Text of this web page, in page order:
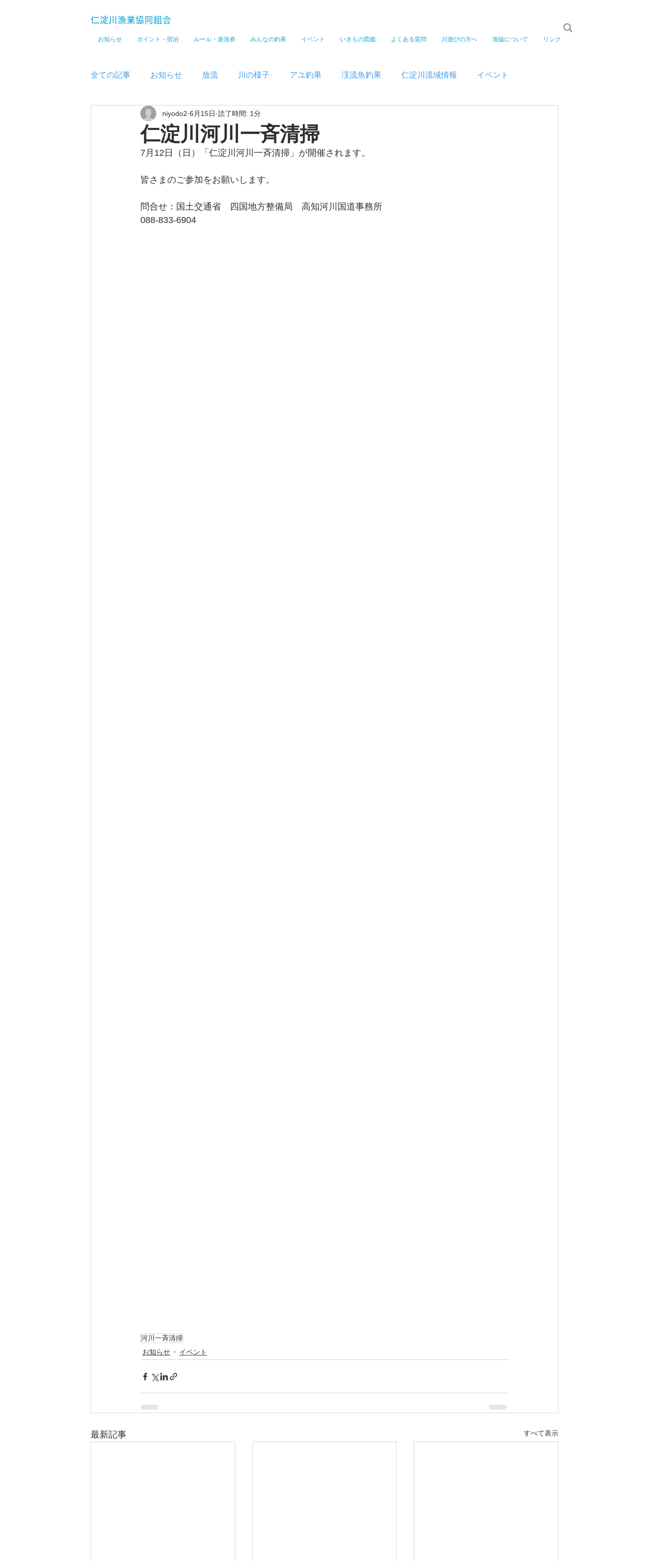
仁淀川漁業協同組合
お知らせ ポイント・宿泊 ルール・遊漁券 みんなの釣果 イベント いきもの図鑑 よくある質問 川遊びの方へ 漁協について リンク
全ての記事 お知らせ 放流 川の様子 アユ釣果 渓流魚釣果 仁淀川流域情報 イベント
メディア
仁淀川河川一斉清掃
niyodo2 6月15日 読了時間: 1分
7月12日（日）「仁淀川河川一斉清掃」が開催されます。
皆さまのご参加をお願いします。
問合せ：国土交通省　四国地方整備局　高知河川国道事務所
088-833-6904
河川一斉清掃
お知らせ
イベント
最新記事 すべて表示